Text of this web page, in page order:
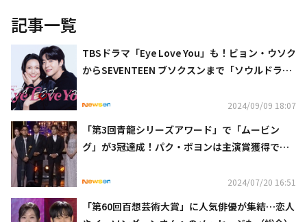
記事一覧
TBSドラマ「Eye Love You」も！ビョン・ウソク
からSEVENTEEN ブソクスンまで「ソウルドラマ
2024/09/09 18:07
「第3回青龍シリーズアワード」で「ムービン
グ」が3冠達成！パク・ボヨンは主演賞獲得で涙
2024/07/20 16:51
「第60回百想芸術大賞」に人気俳優が集結…恋人